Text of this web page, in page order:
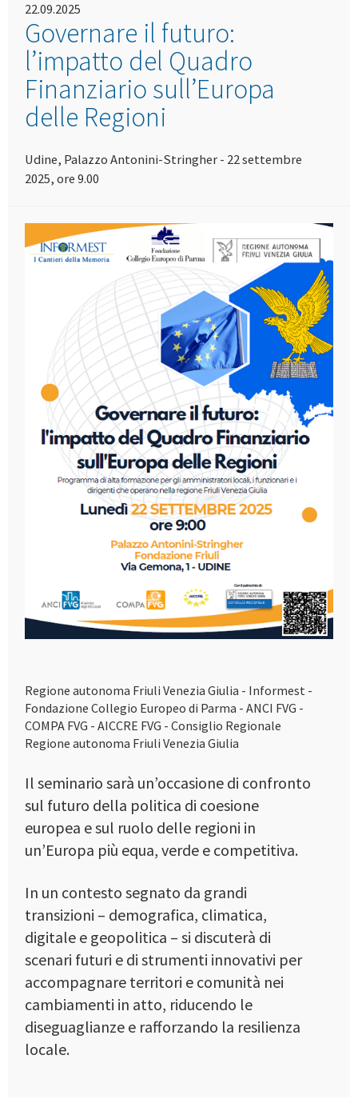
22.09.2025
Governare il futuro:
l’impatto del Quadro
Finanziario sull’Europa
delle Regioni
Udine, Palazzo Antonini-Stringher - 22 settembre
2025, ore 9.00
Regione autonoma Friuli Venezia Giulia - Informest -
Fondazione Collegio Europeo di Parma - ANCI FVG -
COMPA FVG - AICCRE FVG - Consiglio Regionale
Regione autonoma Friuli Venezia Giulia
Il seminario sarà un’occasione di confronto
sul futuro della politica di coesione
europea e sul ruolo delle regioni in
un’Europa più equa, verde e competitiva.
In un contesto segnato da grandi
transizioni – demografica, climatica,
digitale e geopolitica – si discuterà di
scenari futuri e di strumenti innovativi per
accompagnare territori e comunità nei
cambiamenti in atto, riducendo le
diseguaglianze e rafforzando la resilienza
locale.